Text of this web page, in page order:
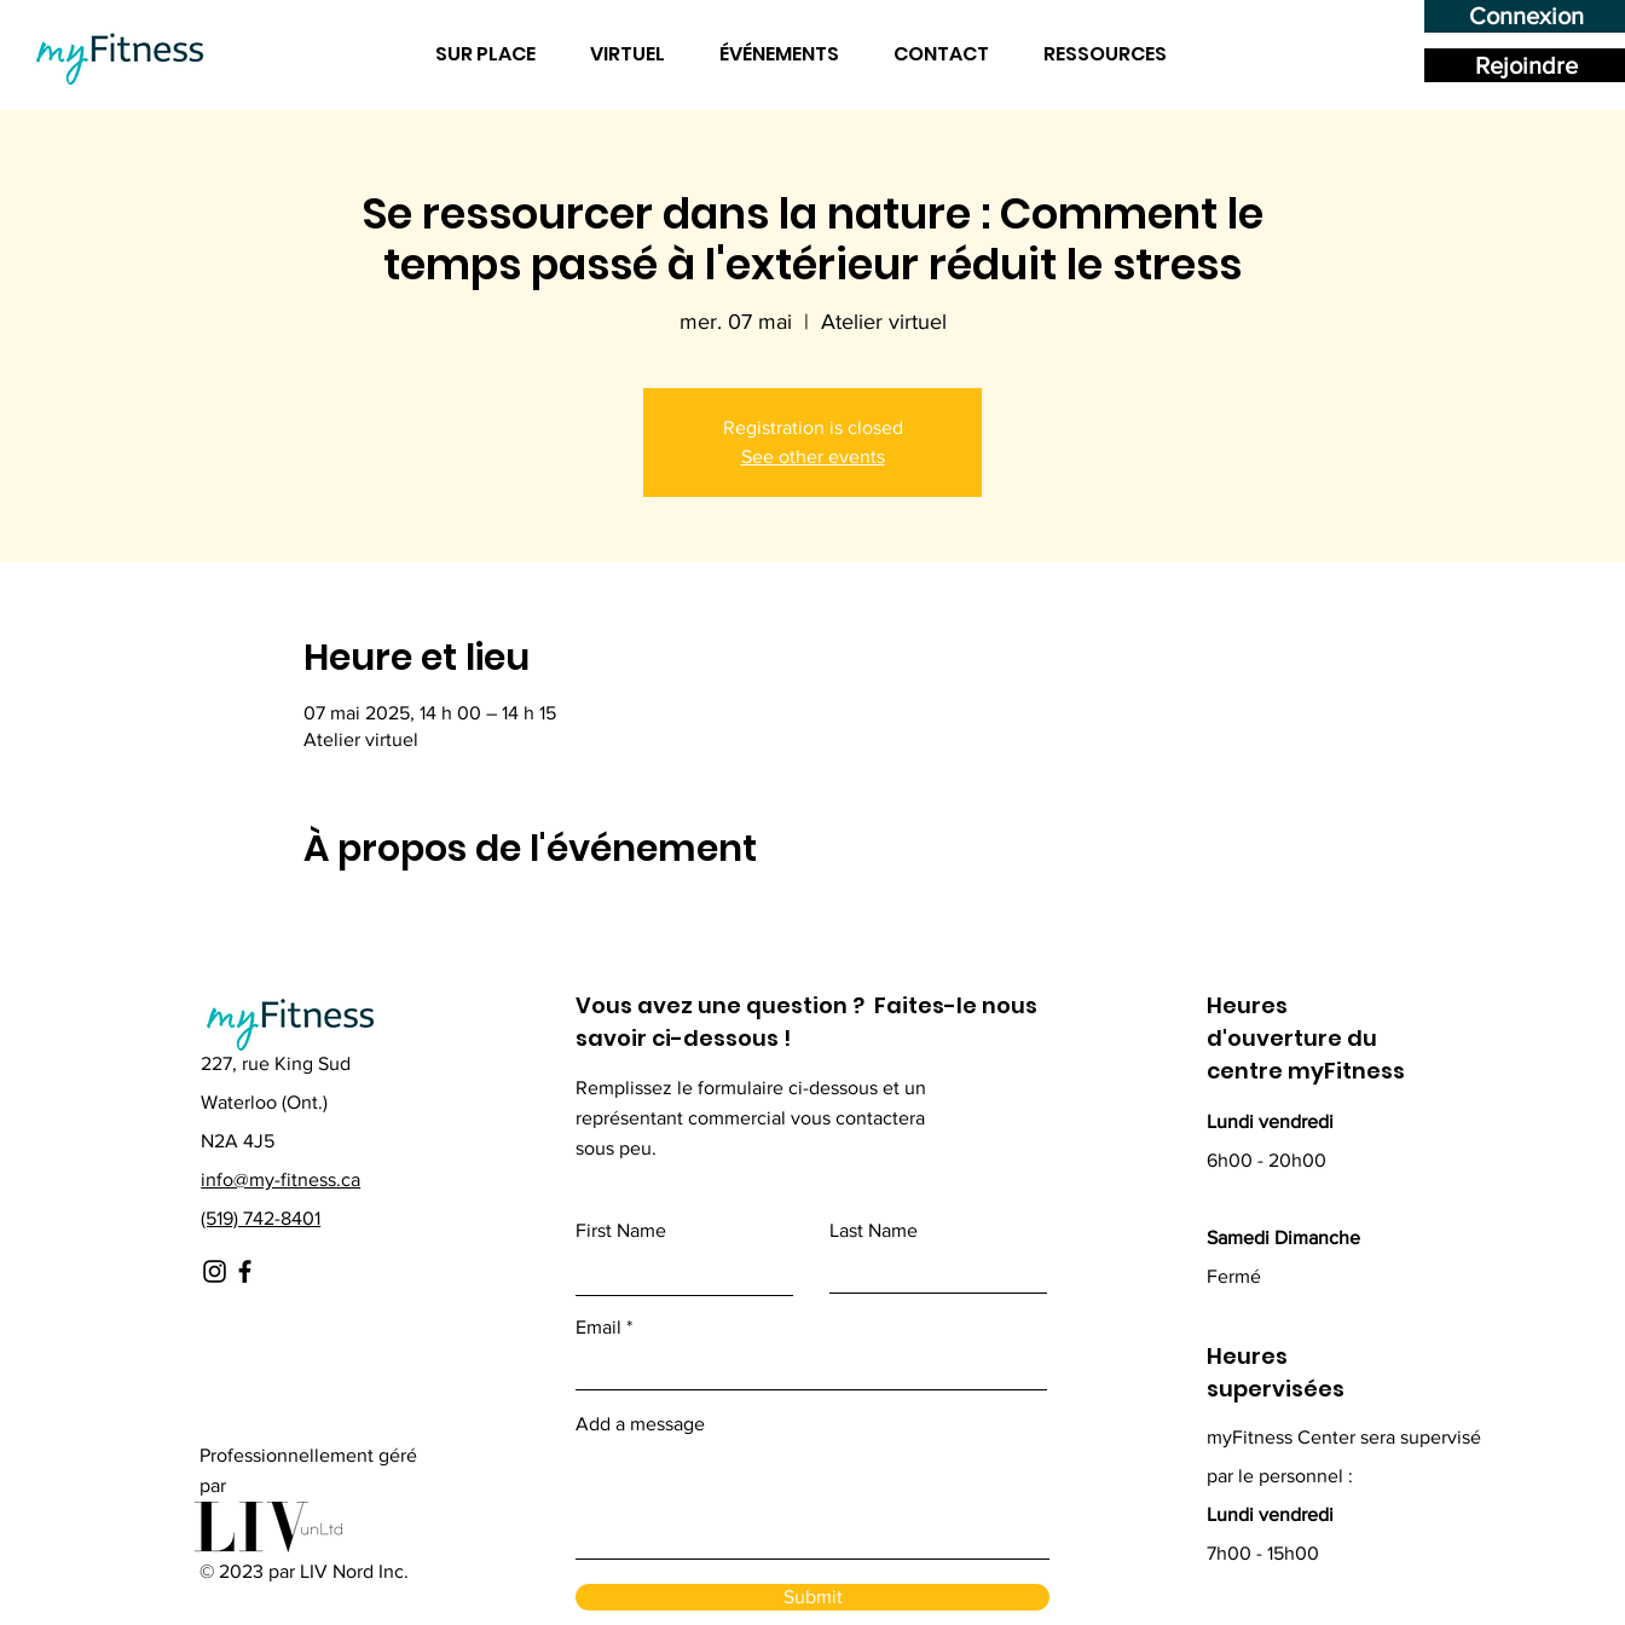
Rejoindre
Connexion
SUR PLACE VIRTUEL ÉVÉNEMENTS CONTACT RESSOURCES
Se ressourcer dans la nature : Comment le
temps passé à l'extérieur réduit le stress
mer. 07 mai
  |
Atelier virtuel
Registration is closed
See other events
Heure et lieu
07 mai 2025, 14 h 00 – 14 h 15
Atelier virtuel
À propos de l'événement
227, rue King Sud
Waterloo (Ont.)
N2A 4J5
info@my-fitness.ca
(519) 742-8401
Professionnellement géré
par
© 2023 par LIV Nord Inc.
Vous avez une question ? Faites-le nous
savoir ci-dessous !
Remplissez le formulaire ci-dessous et un
représentant commercial vous contactera
sous peu.
First Name Last Name
Email
Add a message
Submit
Heures
d'ouverture du
centre myFitness
Lundi vendredi
6h00 - 20h00
Samedi Dimanche
Fermé
Heures
supervisées
myFitness Center sera supervisé
par le personnel :
Lundi vendredi
7h00 - 15h00